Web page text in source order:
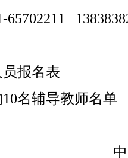
报名表
名辅导教师名单